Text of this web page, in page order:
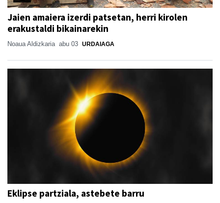
Jaien amaiera izerdi patsetan, herri kirolen
erakustaldi bikainarekin
Noaua Aldizkaria abu 03 URDAIAGA
Eklipse partziala, astebete barru